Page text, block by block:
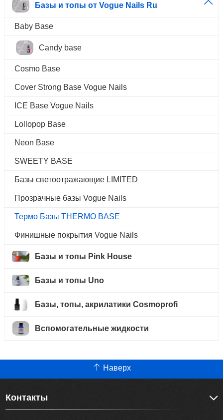
Базы и топы от Vogue Nails Ru
Baby Base
Candy base
Cosmo Base
Cover Strong Base Vogue Nails
ICE Base Vogue Nails
Lollopop Base
Neon Base
SWEETY BASE
Базы светоотражающие LIMITED
Прозрачные базы Vogue Nails
Термо Базы THERMO BASE
Финишные покрытия Vogue Nails
Базы и топы Pink House
Базы и топы Uno
Базы, топы, акрилатики Cosmoprofi
Вспомогательные жидкости
Наверх
Контакты